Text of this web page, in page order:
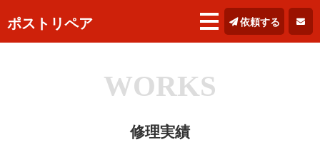
ポストリペア 依頼する
WORKS
修理実績